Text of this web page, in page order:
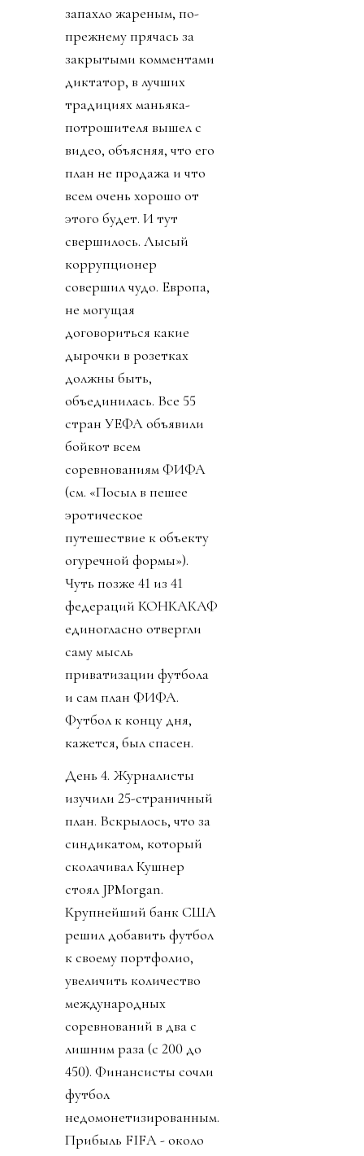
запахло жареным, по-
прежнему прячась за
закрытыми комментами
диктатор, в лучших
традициях маньяка-
потрошителя вышел с
видео, объясняя, что его
план не продажа и что
всем очень хорошо от
этого будет. И тут
свершилось. Лысый
коррупционер
совершил чудо. Европа,
не могущая
договориться какие
дырочки в розетках
должны быть,
объединилась. Все 55
стран УЕФА объявили
бойкот всем
соревнованиям ФИФА
(см. «Посыл в пешее
эротическое
путешествие к объекту
огуречной формы»).
Чуть позже 41 из 41
федераций КОНКАКАФ
единогласно отвергли
саму мысль
приватизации футбола
и сам план ФИФА.
Футбол к концу дня,
кажется, был спасен.
День 4. Журналисты
изучили 25-страничный
план. Вскрылось, что за
синдикатом, который
сколачивал Кушнер
стоял JPMorgan.
Крупнейший банк США
решил добавить футбол
к своему портфолио,
увеличить количество
международных
соревнований в два с
лишним раза (с 200 до
450). Финансисты сочли
футбол
недомонетизированным.
Прибыль FIFA - около